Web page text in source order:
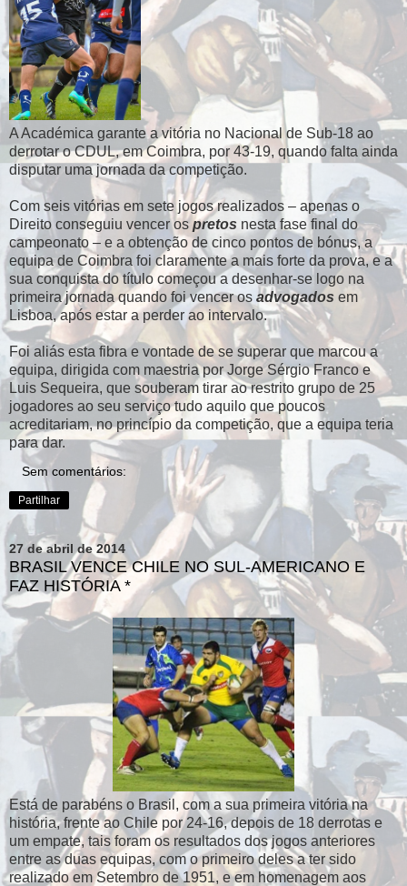
A Académica garante a vitória no Nacional de Sub-18 ao
derrotar o CDUL, em Coimbra, por 43-19, quando falta ainda
disputar uma jornada da competição.
Com seis vitórias em sete jogos realizados – apenas o
Direito conseguiu vencer os pretos nesta fase final do
campeonato – e a obtenção de cinco pontos de bónus, a
equipa de Coimbra foi claramente a mais forte da prova, e a
sua conquista do título começou a desenhar-se logo na
primeira jornada quando foi vencer os advogados em
Lisboa, após estar a perder ao intervalo.
Foi aliás esta fibra e vontade de se superar que marcou a
equipa, dirigida com maestria por Jorge Sérgio Franco e
Luis Sequeira, que souberam tirar ao restrito grupo de 25
jogadores ao seu serviço tudo aquilo que poucos
acreditariam, no princípio da competição, que a equipa teria
para dar.
Sem comentários:
Partilhar
27 de abril de 2014
BRASIL VENCE CHILE NO SUL-AMERICANO E
FAZ HISTÓRIA *
Está de parabéns o Brasil, com a sua primeira vitória na
história, frente ao Chile por 24-16, depois de 18 derrotas e
um empate, tais foram os resultados dos jogos anteriores
entre as duas equipas, com o primeiro deles a ter sido
realizado em Setembro de 1951, e em homenagem aos